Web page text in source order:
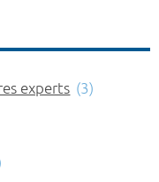
experts (3)